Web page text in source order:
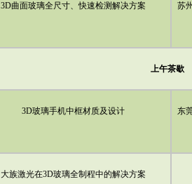
3D曲面玻璃全尺寸、快速检测解决方案 苏
上午茶歇
3D玻璃手机中框材质及设计 东
大族激光在3D玻璃全制程中的解决方案